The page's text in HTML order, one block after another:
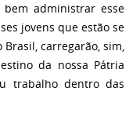
administrar esse
jovens que estão se
carregarão, sim,
da nossa Pátria
trabalho dentro das